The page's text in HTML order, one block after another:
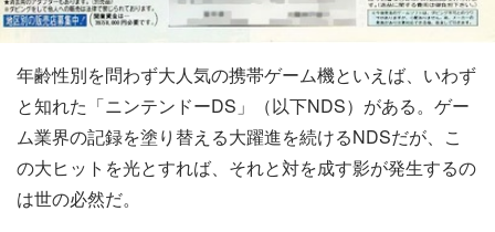
年齢性別を問わず大人気の携帯ゲーム機といえば、いわず
と知れた「ニンテンドーDS」（以下NDS）がある。ゲー
ム業界の記録を塗り替える大躍進を続けるNDSだが、こ
の大ヒットを光とすれば、それと対を成す影が発生するの
は世の必然だ。